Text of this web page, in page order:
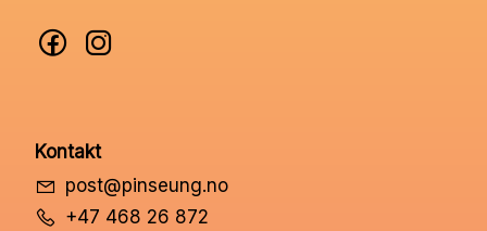
Kontakt
post@pinseung.no
+47 468 26 872